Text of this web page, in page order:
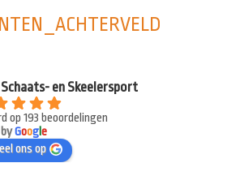
en Skeelersport
op 193 beoordelingen
byGoogle
ons op